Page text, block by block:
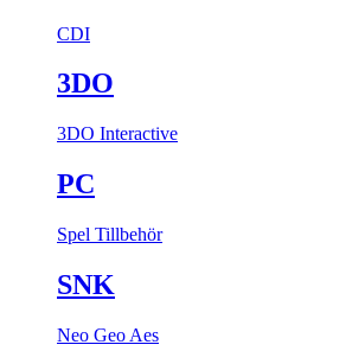
CDI
3DO
3DO Interactive
PC
Spel Tillbehör
SNK
Neo Geo Aes